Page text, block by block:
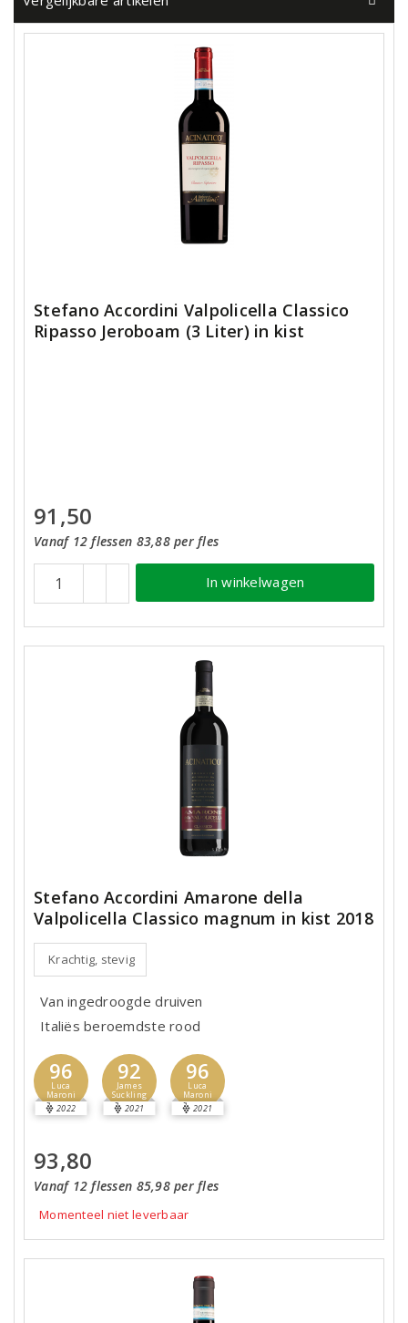
Stefano Accordini Valpolicella Classico
Ripasso Jeroboam (3 Liter) in kist
91,50
Vanaf 12 flessen 83,88 per fles
In winkelwagen
Stefano Accordini Amarone della
Valpolicella Classico magnum in kist 2018
Krachtig, stevig
Van ingedroogde druiven
Italiës beroemdste rood
96
Luca
Maroni
2022
92
James
Suckling
2021
96
Luca
Maroni
2021
93,80
Vanaf 12 flessen 85,98 per fles
Momenteel niet leverbaar